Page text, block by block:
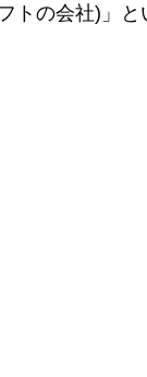
トの会社)」と